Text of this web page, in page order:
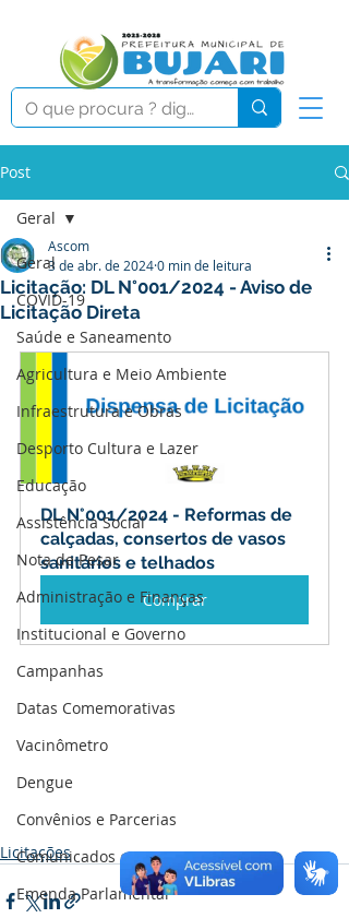
Post
Geral
COVID-19
Saúde e Saneamento
Agricultura e Meio Ambiente
Infraestrutura e Obras
Desporto Cultura e Lazer
Educação
Assistência Social
Nota de Pesar
Administração e Finanças
Institucional e Governo
Campanhas
Datas Comemorativas
Vacinômetro
Dengue
Convênios e Parcerias
Comunicados e Avisos
Emenda Parlamentar
Geral
Licitação: DL N°001/2024 - Aviso de
Licitação Direta
Ascom
3 de abr. de 20240 min de leitura
DL N°001/2024 - Reformas de
calçadas, consertos de vasos
sanitários e telhados
Comprar
Licitações